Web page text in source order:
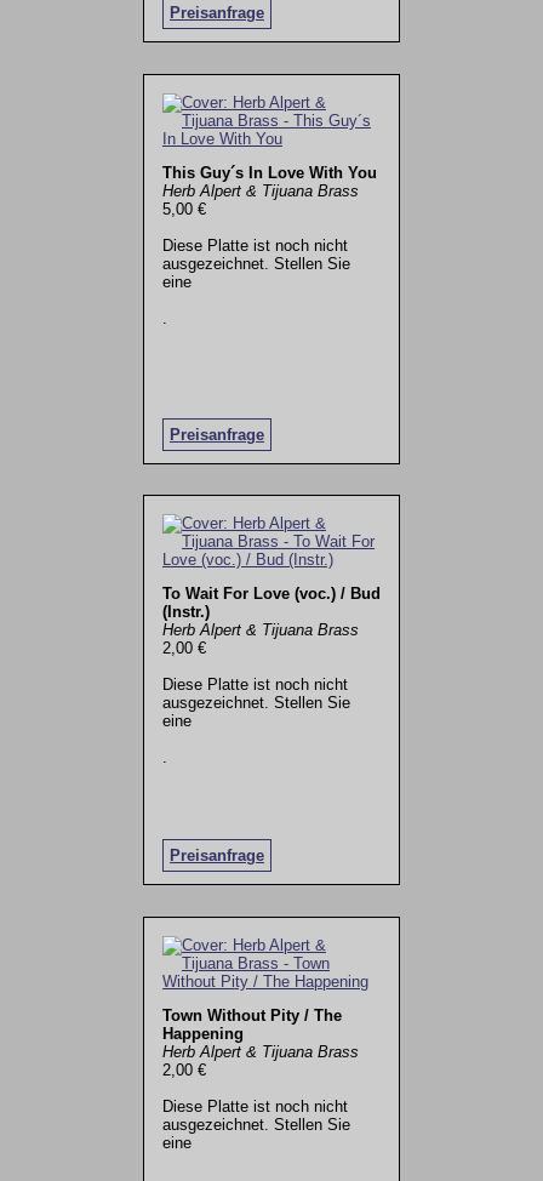
Preisanfrage
This Guy´s In Love With You
Herb Alpert & Tijuana Brass
5,00 €
Diese Platte ist noch nicht
ausgezeichnet. Stellen Sie
eine
Preisanfrage
To Wait For Love (voc.) / Bud
(Instr.)
Herb Alpert & Tijuana Brass
2,00 €
Diese Platte ist noch nicht
ausgezeichnet. Stellen Sie
eine
Preisanfrage
.
Town Without Pity / The
Happening
Herb Alpert & Tijuana Brass
2,00 €
Diese Platte ist noch nicht
ausgezeichnet. Stellen Sie
eine